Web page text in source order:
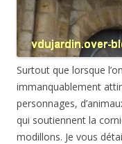
Surtout que lorsque
immanquablement
personnages,
qui soutiennent la
modillons. Je vous